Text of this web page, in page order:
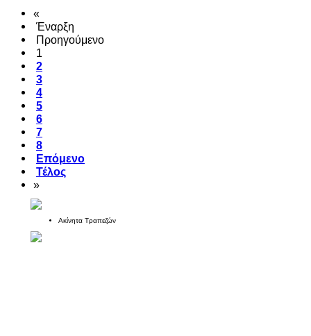
«
Έναρξη
Προηγούμενο
1
2
3
4
5
6
7
8
Επόμενο
Τέλος
»
Ακίνητα Τραπεζών